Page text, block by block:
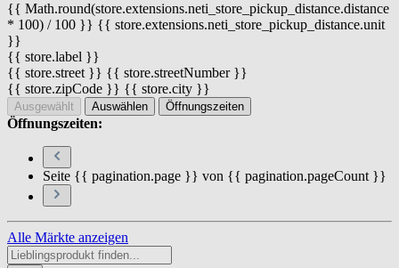
{{ Math.round(store.extensions.neti_store_pickup_distance.distance
* 100) / 100 }} {{ store.extensions.neti_store_pickup_distance.unit
}}
{{ store.label }}
{{ store.street }} {{ store.streetNumber }}
{{ store.zipCode }} {{ store.city }}
Ausgewählt Auswählen Öffnungszeiten
Öffnungszeiten:
Seite {{ pagination.page }} von {{ pagination.pageCount }}
Alle Märkte anzeigen